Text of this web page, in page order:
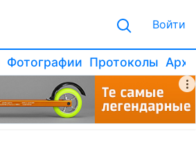
Войти
Фотографии Протоколы